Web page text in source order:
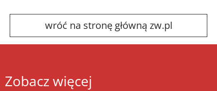
wróć na stronę główną zw.pl
Zobacz więcej